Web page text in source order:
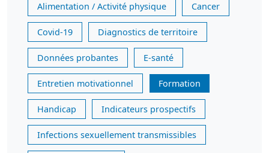
Alimentation / Activité physique Cancer
Covid-19 Diagnostics de territoire
Données probantes E-santé
Entretien motivationnel Formation
Handicap Indicateurs prospectifs
Infections sexuellement transmissibles